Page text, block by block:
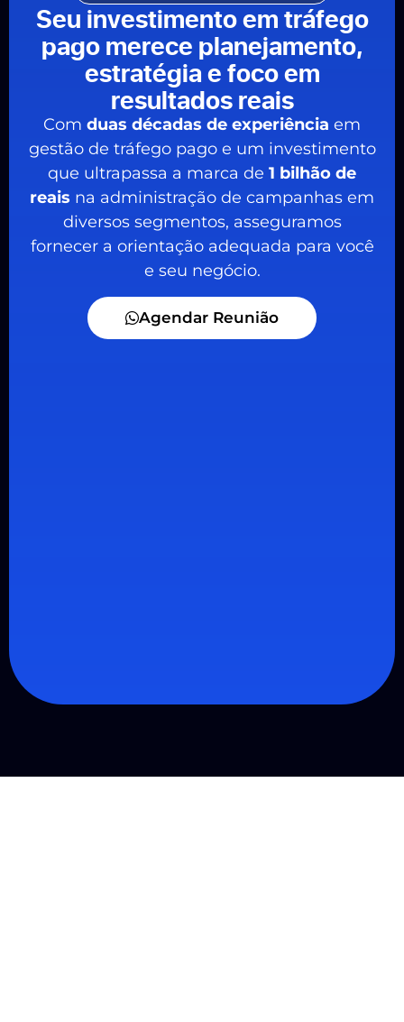
Seu investimento em tráfego
pago merece planejamento,
estratégia e foco em
resultados reais
Com duas décadas de experiência em
gestão de tráfego pago e um investimento
que ultrapassa a marca de 1 bilhão de
reais na administração de campanhas em
diversos segmentos, asseguramos
fornecer a orientação adequada para você
e seu negócio.
Agendar Reunião